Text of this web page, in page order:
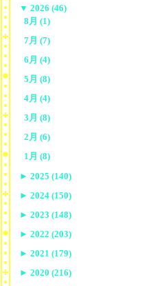
▼ 2026 (46)
8月 (1)
7月 (7)
6月 (4)
5月 (8)
4月 (4)
3月 (8)
2月 (6)
1月 (8)
► 2025 (140)
► 2024 (150)
► 2023 (148)
► 2022 (203)
► 2021 (179)
► 2020 (216)